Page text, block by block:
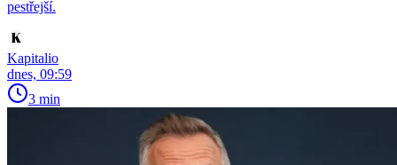
pestřejší.
Kapitalio
dnes, 09:59
3 min